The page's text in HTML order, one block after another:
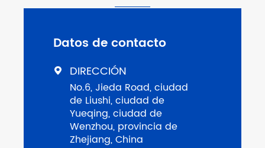
Datos de contacto
 DIRECCIÓN
No.6, Jieda Road, ciudad
de Liushi, ciudad de
Yueqing, ciudad de
Wenzhou, provincia de
Zhejiang, China